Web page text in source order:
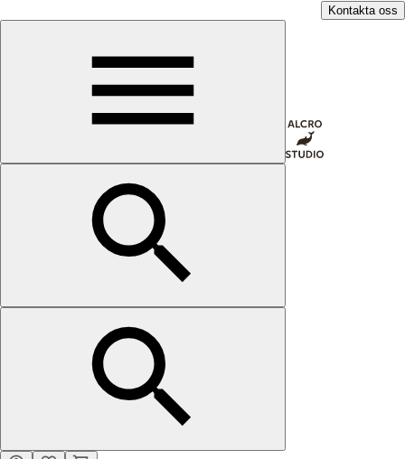
Kontakta oss